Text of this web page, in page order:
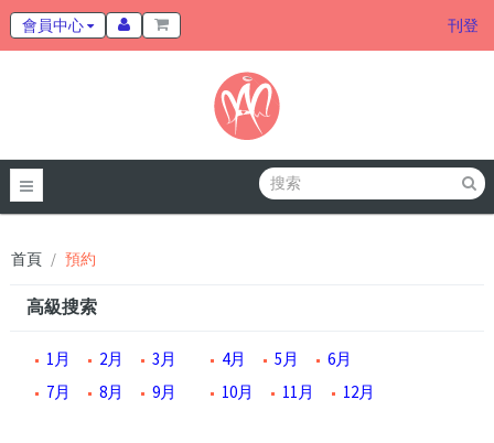
會員中心 刊登
首頁 預約
高級搜索
1月 2月 3月 4月 5月
6月
7月
8月 9月 10月 11月 12月